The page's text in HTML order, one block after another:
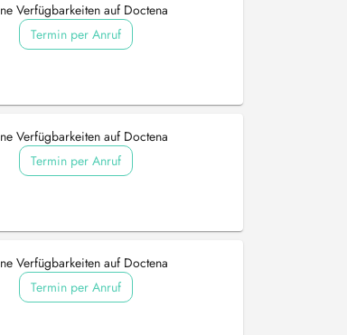
Verfügbarkeiten auf Doctena
Termin per Anruf
Verfügbarkeiten auf Doctena
Termin per Anruf
Verfügbarkeiten auf Doctena
Termin per Anruf